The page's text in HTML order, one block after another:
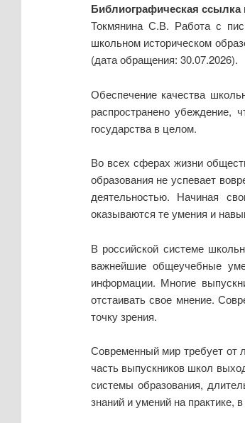
Библиографическая ссылка
Токмянина С.В. Работа с
школьном историческом
(дата обращения: 30.07.2026).
Обеспечение качества
распространено убеждение,
государства в целом.
Во всех сферах жизни
образования не успевает
деятельностью. Начиная
оказываются те умения и
В российской системе
важнейшие общеучебные
информации. Многие
отстаивать свое мнение.
точку зрения.
Современный мир требует от
часть выпускников школ
системы образования,
знаний и умений на практике,